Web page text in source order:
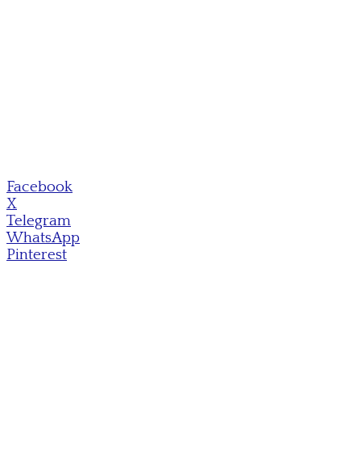
Facebook
X
Telegram
WhatsApp
Pinterest